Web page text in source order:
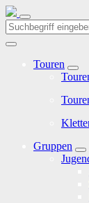
Touren
Gruppen